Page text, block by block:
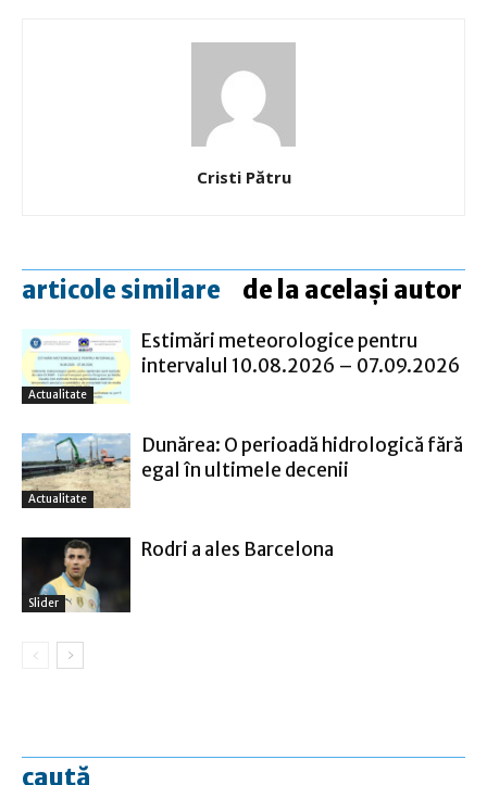
Cristi Pătru
articole similare de la același autor
Actualitate
Estimări meteorologice pentru
intervalul 10.08.2026 – 07.09.2026
Actualitate
Dunărea: O perioadă hidrologică fără
egal în ultimele decenii
Slider
Rodri a ales Barcelona
caută